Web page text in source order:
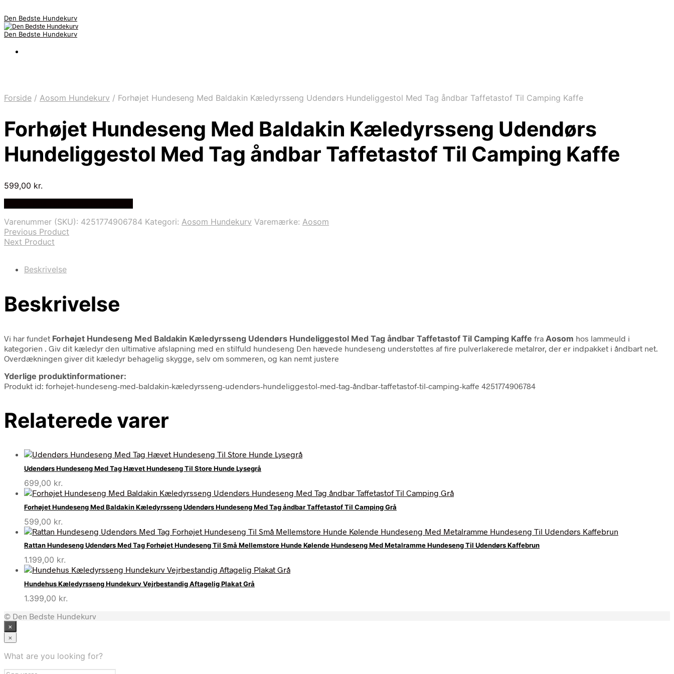
Den Bedste Hundekurv
Den Bedste Hundekurv
Forside / Aosom Hundekurv / Forhøjet Hundeseng Med Baldakin Kæledyrsseng Udendørs Hundeliggestol Med Tag åndbar Taffetastof Til Camping Kaffe
Forhøjet Hundeseng Med Baldakin Kæledyrsseng Udendørs
Hundeliggestol Med Tag åndbar Taffetastof Til Camping Kaffe
599,00 kr.
Varenummer (SKU): 4251774906784 Kategori: Aosom Hundekurv Varemærke: Aosom
Previous Product
Next Product
Beskrivelse
Beskrivelse
Vi har fundet Forhøjet Hundeseng Med Baldakin Kæledyrsseng Udendørs Hundeliggestol Med Tag åndbar Taffetastof Til Camping Kaffe fra Aosom hos lammeuld i
kategorien
. Giv dit kæledyr den ultimative afslapning med en stilfuld hundeseng Den hævede hundeseng understøttes af fire pulverlakerede metalrør, der er indpakket i åndbart net.
Overdækningen giver dit kæledyr behagelig skygge, selv om sommeren, og kan nemt justere
Yderlige produktinformationer:
Produkt id: forhøjet-hundeseng-med-baldakin-kæledyrsseng-udendørs-hundeliggestol-med-tag-åndbar-taffetastof-til-camping-kaffe 4251774906784
Relaterede varer
Udendørs Hundeseng Med Tag Hævet Hundeseng Til Store Hunde Lysegrå
699,00 kr.
Forhøjet Hundeseng Med Baldakin Kæledyrsseng Udendørs Hundeseng Med Tag åndbar Taffetastof Til Camping Grå
599,00 kr.
Rattan Hundeseng Udendørs Med Tag Forhøjet Hundeseng Til Små Mellemstore Hunde Kølende Hundeseng Med Metalramme Hundeseng Til Udendørs Kaffebrun
1.199,00 kr.
Hundehus Kæledyrsseng Hundekurv Vejrbestandig Aftagelig Plakat Grå
1.399,00 kr.
© Den Bedste Hundekurv
×
×
What are you looking for?